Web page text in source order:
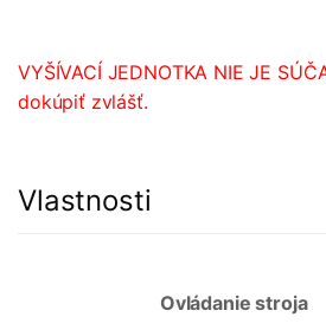
VYŠÍVACÍ JEDNOTKA NIE JE
dokúpiť zvlášť.
Vlastnosti
Ovládanie stroja